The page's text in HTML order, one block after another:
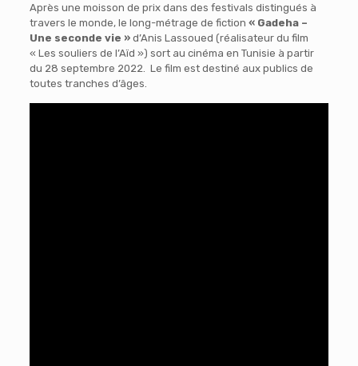
Après une moisson de prix dans des festivals distingués à
travers le monde, le long-métrage de fiction « Gadeha –
Une seconde vie » d’Anis Lassoued (réalisateur du film
« Les souliers de l’Aïd ») sort au cinéma en Tunisie à partir
du 28 septembre 2022. Le film est destiné aux publics de
toutes tranches d’âges.